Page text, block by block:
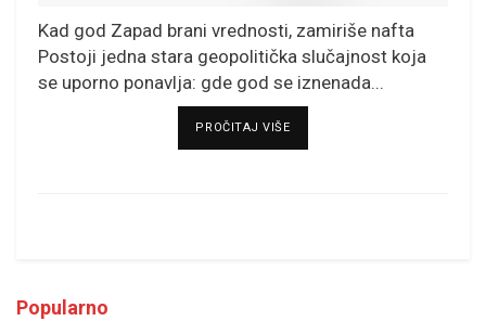
Kad god Zapad brani vrednosti, zamiriše nafta
Postoji jedna stara geopolitička slučajnost koja
se uporno ponavlja: gde god se iznenada...
PROČITAJ VIŠEDETAILS
Popularno